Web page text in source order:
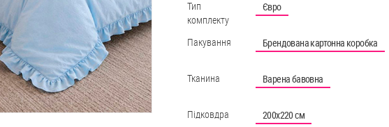
Тип
комплекту
Євро
Пакування Брендована картонна коробка
Тканина Варена бавовна
Підковдра 200х220 см